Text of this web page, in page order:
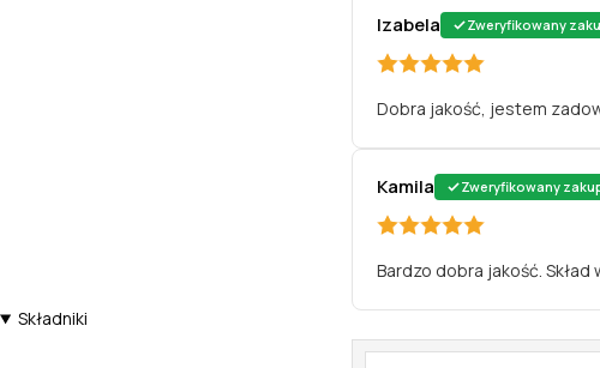
Izabela Zweryfikowany
Dobra jakość, jestem
Kamila Zweryfikowany
Bardzo dobra jakość.
Składniki